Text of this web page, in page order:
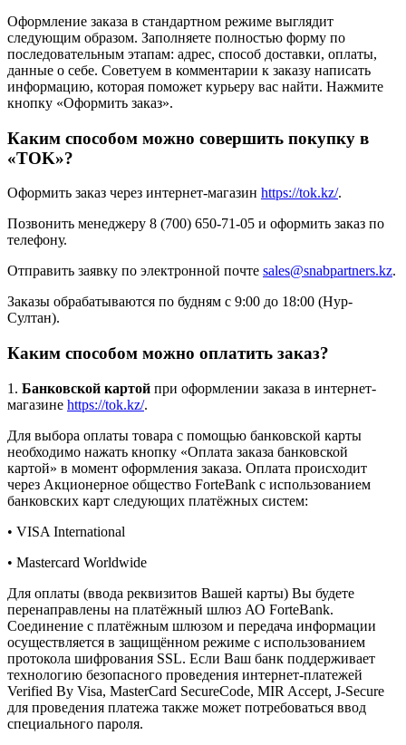
Оформление заказа в стандартном режиме выглядит
следующим образом. Заполняете полностью форму по
последовательным этапам: адрес, способ доставки, оплаты,
данные о себе. Советуем в комментарии к заказу написать
информацию, которая поможет курьеру вас найти. Нажмите
кнопку «Оформить заказ».
Каким способом можно совершить покупку в
«TOK»?
Оформить заказ через интернет-магазин https://tok.kz/.
Позвонить менеджеру 8 (700) 650-71-05 и оформить заказ по
телефону.
Отправить заявку по электронной почте sales@snabpartners.kz.
Заказы обрабатываются по будням с 9:00 до 18:00 (Нур-
Султан).
Каким способом можно оплатить заказ?
1. Банковской картой при оформлении заказа в интернет-
магазине https://tok.kz/.
Для выбора оплаты товара с помощью банковской карты
необходимо нажать кнопку «Оплата заказа банковской
картой» в момент оформления заказа. Оплата происходит
через Акционерное общество ForteBank с использованием
банковских карт следующих платёжных систем:
• VISA International
• Mastercard Worldwide
Для оплаты (ввода реквизитов Вашей карты) Вы будете
перенаправлены на платёжный шлюз АО ForteBank.
Соединение с платёжным шлюзом и передача информации
осуществляется в защищённом режиме с использованием
протокола шифрования SSL. Если Ваш банк поддерживает
технологию безопасного проведения интернет-платежей
Verified By Visa, MasterCard SecureCode, MIR Accept, J-Secure
для проведения платежа также может потребоваться ввод
специального пароля.